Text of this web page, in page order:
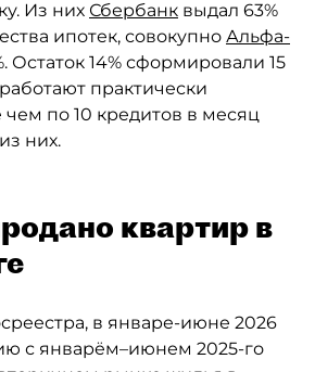
Из них Сбербанк выдал 63%
ипотек, совокупно Альфа-
Остаток 14% сформировали 15
практически
по 10 кредитов в месяц
них.
квартир в
в январе-июне 2026
с январём–июнем 2025-го